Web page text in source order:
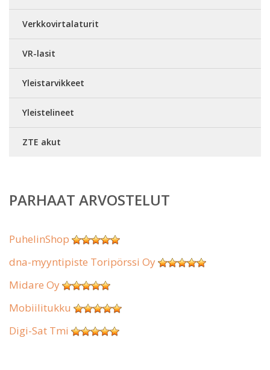
Verkkovirtalaturit
VR-lasit
Yleistarvikkeet
Yleistelineet
ZTE akut
PARHAAT ARVOSTELUT
PuhelinShop
dna-myyntipiste Toripörssi Oy
Midare Oy
Mobiilitukku
Digi-Sat Tmi